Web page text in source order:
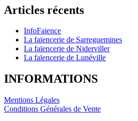
Articles récents
InfoFaience
La faïencerie de Sarreguemines
La faïencerie de Niderviller
La faïencerie de Lunéville
INFORMATIONS
Mentions Légales
Conditions Générales de Vente